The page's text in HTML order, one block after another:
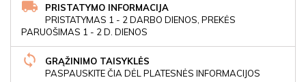
PRISTATYMO INFORMACIJA
PRISTATYMAS 1 - 2 DARBO DIENOS, PREKĖS
PARUOŠIMAS 1 - 2 D. DIENOS
GRĄŽINIMO TAISYKLĖS
PASPAUSKITE ČIA DĖL PLATESNĖS INFORMACIJOS